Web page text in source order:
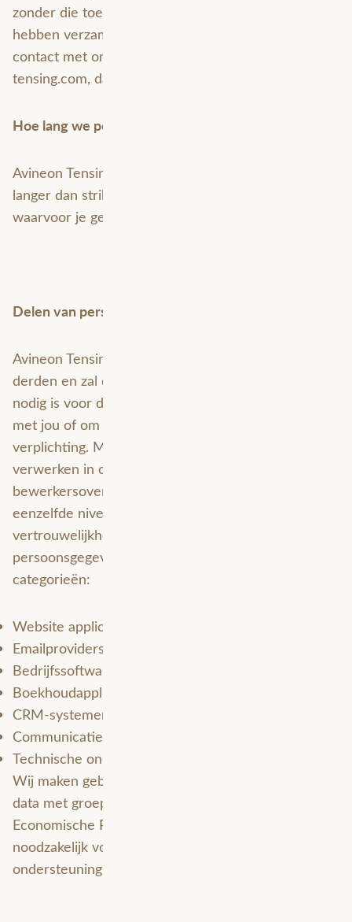
zonder die toestemming persoonlijke gegevens
hebben verzameld over een minderjarige, neem dan
contact met ons op via marketing@avineon-
tensing.com, dan verwijderen wij deze informatie.
Hoe lang we persoonsgegevens bewaren
Avineon Tensing bewaart je persoonsgegevens niet
langer dan strikt nodig is om de doelen te realiseren
waarvoor je gegevens worden verzameld.
Delen van persoonsgegevens met derden
Avineon Tensing verkoopt jouw gegevens niet aan
derden en zal deze uitsluitend verstrekken indien dit
nodig is voor de uitvoering van onze overeenkomst
met jou of om te voldoen aan een wettelijke
verplichting. Met bedrijven die jouw gegevens
verwerken in onze opdracht, sluiten wij een
bewerkersovereenkomst om te zorgen voor
eenzelfde niveau van beveiliging en
vertrouwelijkheid van jouw gegevens. We kunnen
persoonsgegevens delen met de volgende
categorieën:
Website applicaties
Emailproviders
Bedrijfssoftware
Boekhoudapplicaties
CRM-systemen
Communicatietools
Technische ondersteuners
Wij maken gebruik van dienstverleners en delen
data met groepsentiteiten die buiten de Europese
Economische Ruimte (EER) gevestigd zijn. Dit is
noodzakelijk voor onze bedrijfsvoering, IT-
ondersteuning en dataopslag.